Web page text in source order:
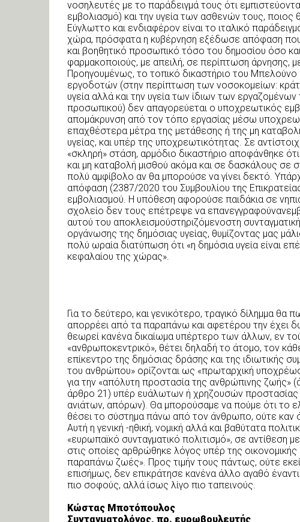
νοσηλευτές με το παράδειγμά τους ότι
εμβολιασμό) και την υγεία των ασθενών τους, ποιος
Εύγλωττο και ενδιαφέρον είναι το ιταλικό
χώρα, πρόσφατα η κυβέρνηση εξέδωσε απόφαση
και βοηθητικό προσωπικό τόσο του δημοσίου όσο
φαρμακοποιούς, με απειλή, σε περίπτωση άρνησης,
Προηγουμένως, το τοπικό δικαστήριο του
εργοδοτών (στην περίπτωση των νοσοκομείων:
υγεία αλλά και την υγεία των ίδιων των
προσωπικού) δεν απαγορεύεται ο υποχρεωτικός
απομάκρυνση από τον τόπο εργασίας μέσω
επαχθέστερα μέτρα της μετάθεσης ή της μη
υγείας, και υπέρ της υποχρεωτικότητας. Σε
«σκληρή» στάση, αρμόδιο δικαστήριο αποφάνθηκε
και μη καταβολή μισθού ακόμα και σε δασκάλους σε
πολύ αμφίβολο αν θα μπορούσε να γίνει δεκτό.
απόφαση (2387/2020 του Συμβουλίου της
εμβολιασμού. Η υπόθεση αφορούσε παιδάκια σε
σχολείο δεν τους επέτρεψε να
αυτού του αποκλεισμούστηριζόμενοστη
οργάνωσης της δημόσιας υγείας, θυμίζοντας μας
πολύ ωραία διατύπωση ότι «η δημόσια υγεία είναι
κεφαλαίου της χώρας».
Για το δεύτερο, και γενικότερο, τραγικό δίλημμα
απορρέει από τα παραπάνω και αφετέρου την έχει
θεωρεί κανένα δικαίωμα υπέρτερο των άλλων, εν
«ανθρωποκεντρικό», θέτει δηλαδή το άτομο, τον
επίκεντρο της δημόσιας δράσης και της ιδιωτικής
του ανθρώπου» ορίζονται ως «πρωταρχική
για την «απόλυτη προστασία της ανθρώπινης ζωής»
άρθρο 21) υπέρ ευάλωτων ή χρηζουσών προστασίας
ανιάτων, απόρων). Θα μπορούσαμε να πούμε ότι το
θέσει το σύστημα πάνω από τον άνθρωπο, ούτε καν
Αυτή η γενική -ηθική, νομική αλλά και βαθύτατα
«ευρωπαϊκό συνταγματικό πολιτισμό», σε αντίθεση
στις οποίες αρθρώθηκε λόγος υπέρ της οικονομικής
παραπάνω ζωές». Προς τιμήν τους πάντως, ούτε
επισήμως, δεν επικράτησε κανένα άλλο αγαθό
πιο σοφούς, αλλά ίσως λίγο πιο ταπεινούς.
Κώστας Μποτόπουλος
Συνταγματολόγος, πρ. ευρωβουλευτής